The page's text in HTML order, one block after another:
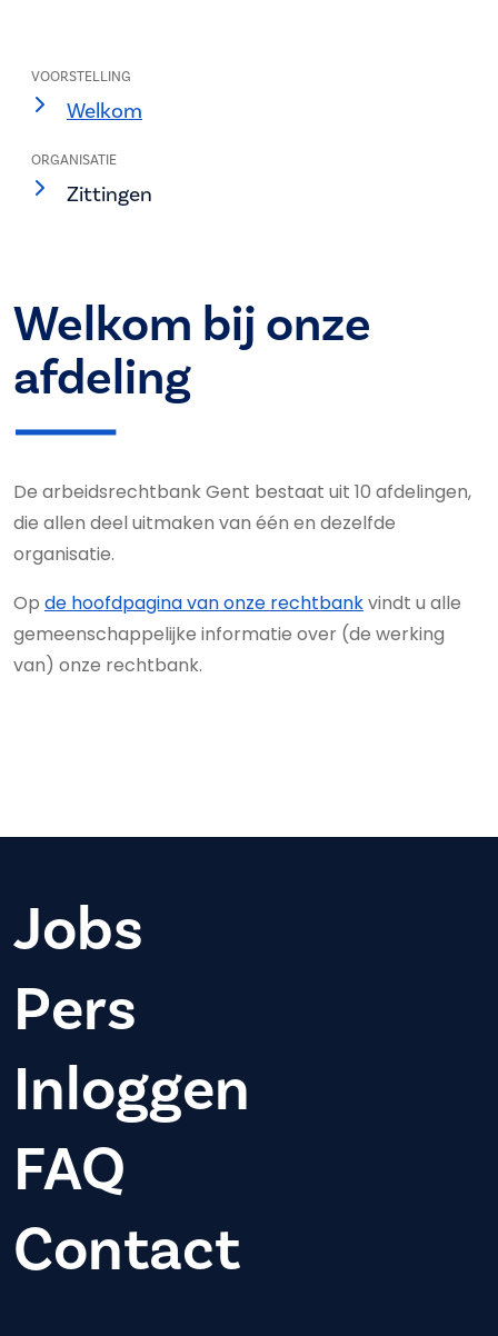
VOORSTELLING
Welkom
ORGANISATIE
Zittingen
Welkom bij onze
afdeling
De arbeidsrechtbank Gent bestaat uit 10 afdelingen,
die allen deel uitmaken van één en dezelfde
organisatie.
Op de hoofdpagina van onze rechtbankvindt u alle
gemeenschappelijke informatie over (de werking
van) onze rechtbank.
Jobs
Pers
Inloggen
FAQ
Contact